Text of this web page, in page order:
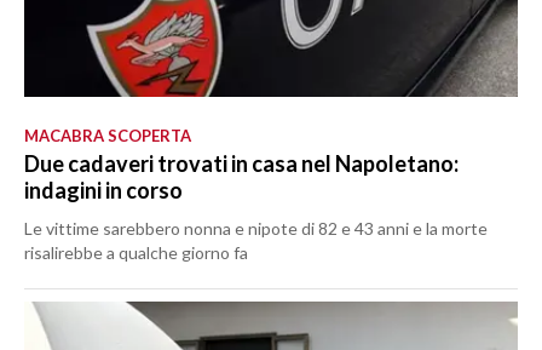
MACABRA SCOPERTA
Due cadaveri trovati in casa nel Napoletano:
indagini in corso
Le vittime sarebbero nonna e nipote di 82 e 43 anni e la morte
risalirebbe a qualche giorno fa